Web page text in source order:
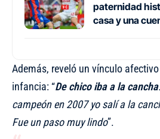
paternidad
casa y una
Además, reveló un vínculo
infancia: “De chico iba a la cancha
campeón en 2007 yo salí a la
Fue un paso muy lindo”.